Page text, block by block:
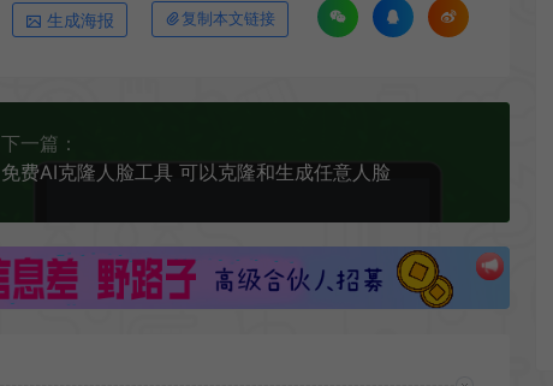
生成海报 复制本文链接
下一篇：
免费AI克隆人脸工具 可以克隆和生成任意人脸